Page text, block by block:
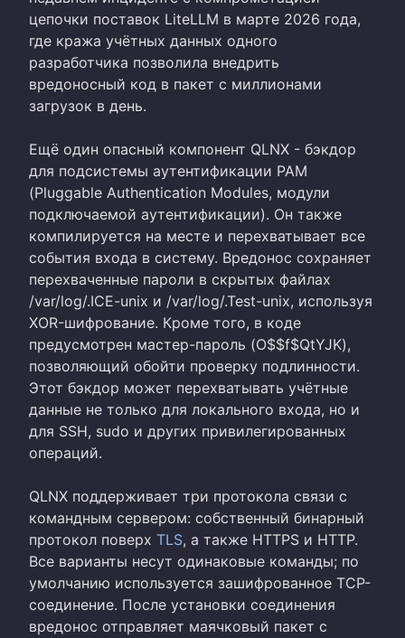
цепочки поставок LiteLLM в марте 2026 года,
где кража учётных данных одного
разработчика позволила внедрить
вредоносный код в пакет с миллионами
загрузок в день.
Ещё один опасный компонент QLNX - бэкдор
для подсистемы аутентификации PAM
(Pluggable Authentication Modules, модули
подключаемой аутентификации). Он также
компилируется на месте и перехватывает все
события входа в систему. Вредонос сохраняет
перехваченные пароли в скрытых файлах
/var/log/.ICE-unix и /var/log/.Test-unix, используя
XOR-шифрование. Кроме того, в коде
предусмотрен мастер-пароль (O$$f$QtYJK),
позволяющий обойти проверку подлинности.
Этот бэкдор может перехватывать учётные
данные не только для локального входа, но и
для SSH, sudo и других привилегированных
операций.
QLNX поддерживает три протокола связи с
командным сервером: собственный бинарный
протокол поверх TLS, а также HTTPS и HTTP.
Все варианты несут одинаковые команды; по
умолчанию используется зашифрованное TCP-
соединение. После установки соединения
вредонос отправляет маячковый пакет с